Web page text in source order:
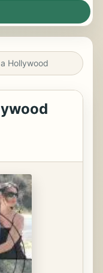
Hollywood